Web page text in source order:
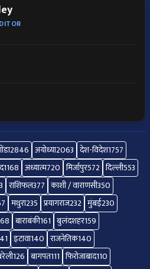
2846 अयोध्या2063 देश-विदेश1757
1168 अध्यात्म720 मिर्जापुर572 दिल्ली553
राशिफल377 काशी / वाराणसी350
मथुरा235 प्रयागराज232 मुंबई230
बाराबंकी161 बुलंदशहर159
इटावा140 राजनेतिक140
126 बागपत111 फिरोजाबाद110